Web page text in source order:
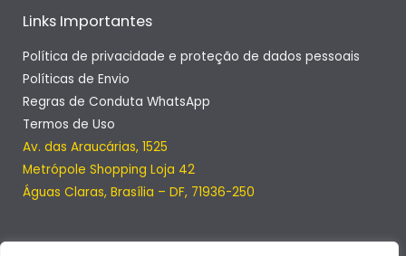
Links Importantes
Política de privacidade e proteção de dados pessoais
Políticas de Envio
Regras de Conduta WhatsApp
Termos de Uso
Av. das Araucárias, 1525
Metrópole Shopping Loja 42
Águas Claras, Brasília – DF, 71936-250